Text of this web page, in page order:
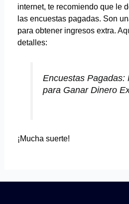
internet, te recomiendo que le
las encuestas pagadas. Son
para obtener ingresos extra.
detalles:
Encuestas Pagadas:
para Ganar Dinero
¡Mucha suerte!